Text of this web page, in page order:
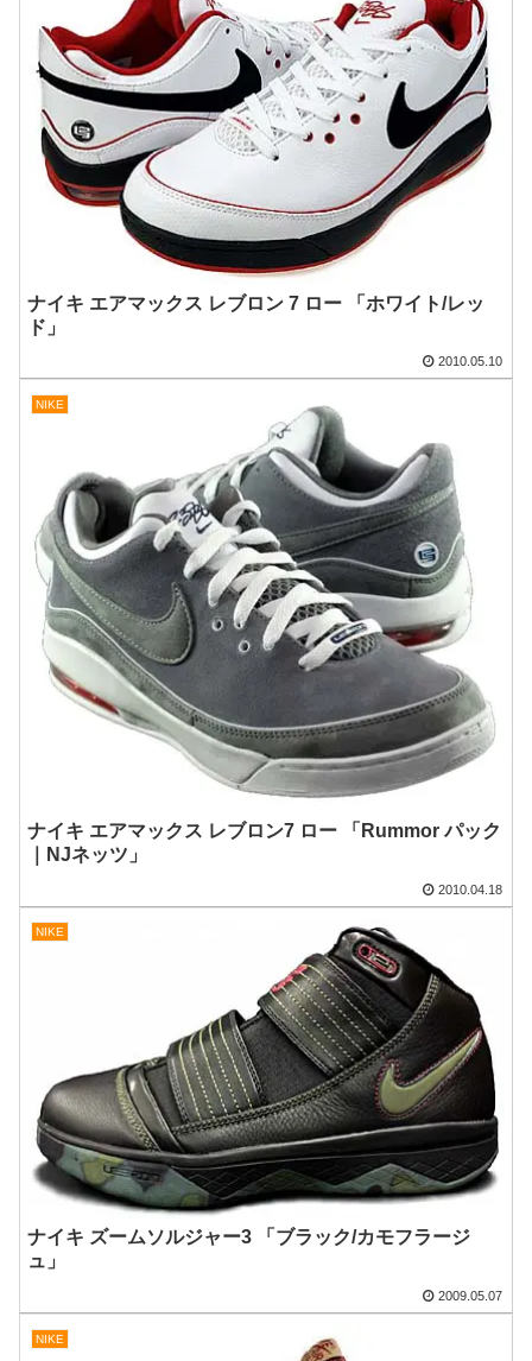
ナイキ エアマックス レブロン 7 ロー 「ホワイト/レッ
ド」
2010.05.10
NIKE
ナイキ エアマックス レブロン7 ロー 「Rummor パック
｜NJネッツ」
2010.04.18
NIKE
ナイキ ズームソルジャー3 「ブラック/カモフラージ
ュ」
2009.05.07
NIKE